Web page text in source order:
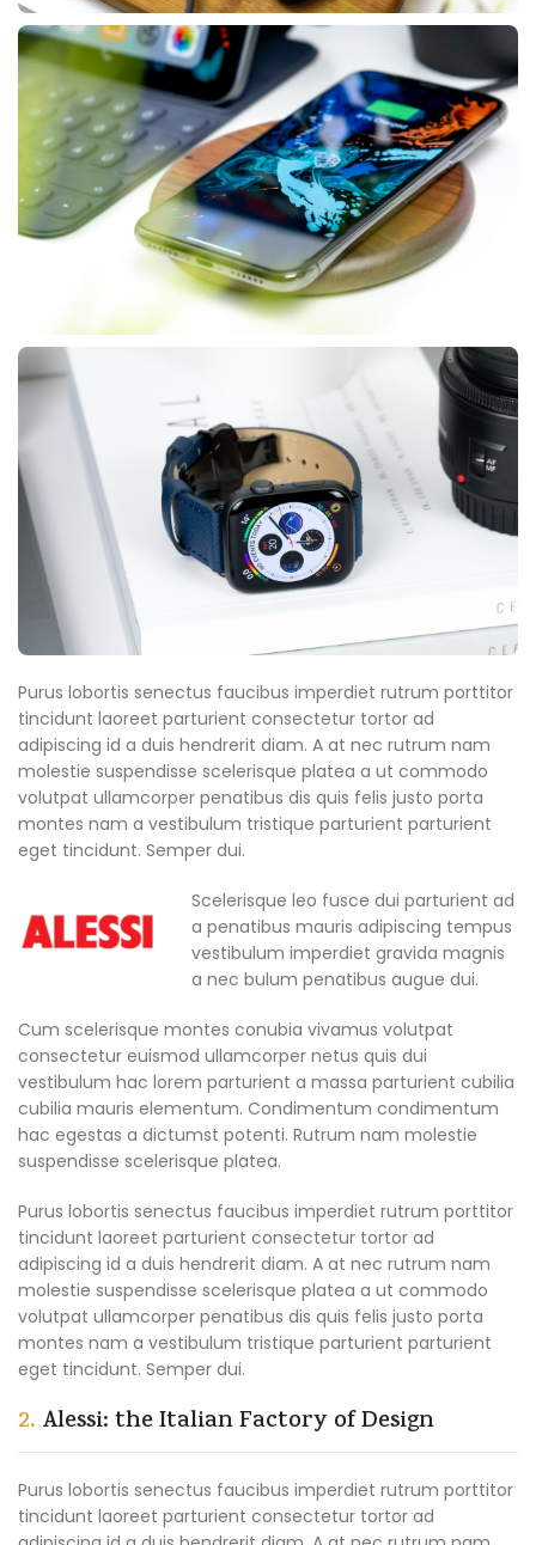
Purus lobortis senectus faucibus imperdiet rutrum porttitor
tincidunt laoreet parturient consectetur tortor ad
adipiscing id a duis hendrerit diam. A at nec rutrum nam
molestie suspendisse scelerisque platea a ut commodo
volutpat ullamcorper penatibus dis quis felis justo porta
montes nam a vestibulum tristique parturient parturient
eget tincidunt. Semper dui.
Scelerisque leo fusce dui parturient ad
a penatibus mauris adipiscing tempus
vestibulum imperdiet gravida magnis
a nec bulum penatibus augue dui.
Cum scelerisque montes conubia vivamus volutpat
consectetur euismod ullamcorper netus quis dui
vestibulum hac lorem parturient a massa parturient cubilia
cubilia mauris elementum. Condimentum condimentum
hac egestas a dictumst potenti. Rutrum nam molestie
suspendisse scelerisque platea.
Purus lobortis senectus faucibus imperdiet rutrum porttitor
tincidunt laoreet parturient consectetur tortor ad
adipiscing id a duis hendrerit diam. A at nec rutrum nam
molestie suspendisse scelerisque platea a ut commodo
volutpat ullamcorper penatibus dis quis felis justo porta
montes nam a vestibulum tristique parturient parturient
eget tincidunt. Semper dui.
2. Alessi: the Italian Factory of Design
Purus lobortis senectus faucibus imperdiet rutrum porttitor
tincidunt laoreet parturient consectetur tortor ad